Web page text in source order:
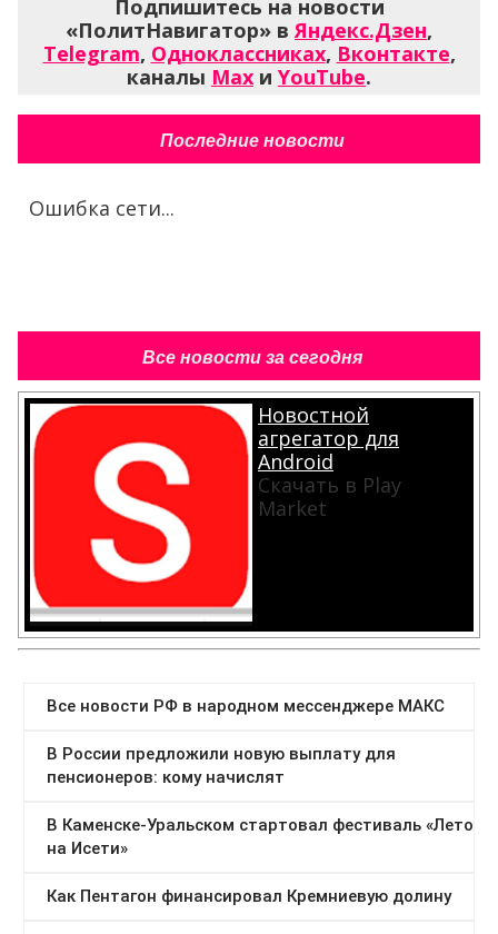
Подпишитесь на новости
«ПолитНавигатор» вЯндекс.Дзен,
Telegram, Одноклассниках, Вконтакте,
каналы Max и YouTube.
Последние новости
Ошибка сети...
Все новости за сегодня
Новостной
агрегатор для
Android
Скачать в Play
Market